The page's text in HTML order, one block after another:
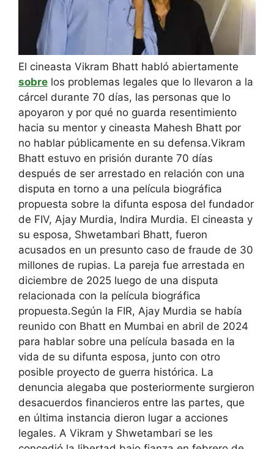
El cineasta Vikram Bhatt habló abiertamente
sobre los problemas legales que lo llevaron a la
cárcel durante 70 días, las personas que lo
apoyaron y por qué no guarda resentimiento
hacia su mentor y cineasta Mahesh Bhatt por
no hablar públicamente en su defensa.Vikram
Bhatt estuvo en prisión durante 70 días
después de ser arrestado en relación con una
disputa en torno a una película biográfica
propuesta sobre la difunta esposa del fundador
de FIV, Ajay Murdia, Indira Murdia. El cineasta y
su esposa, Shwetambari Bhatt, fueron
acusados ​​en un presunto caso de fraude de 30
millones de rupias. La pareja fue arrestada en
diciembre de 2025 luego de una disputa
relacionada con la película biográfica
propuesta.Según la FIR, Ajay Murdia se había
reunido con Bhatt en Mumbai en abril de 2024
para hablar sobre una película basada en la
vida de su difunta esposa, junto con otro
posible proyecto de guerra histórica. La
denuncia alegaba que posteriormente surgieron
desacuerdos financieros entre las partes, que
en última instancia dieron lugar a acciones
legales. A Vikram y Shwetambari se les